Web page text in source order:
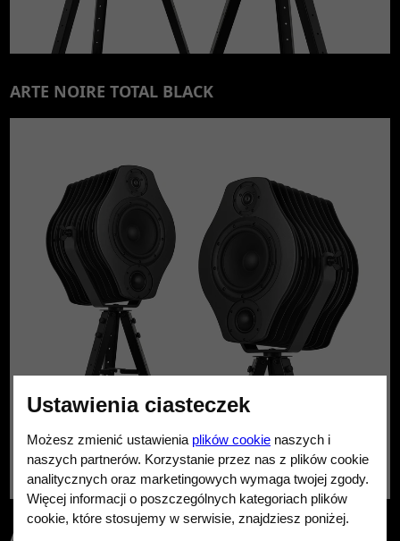
ARTE NOIRE TOTAL BLACK
ARTE
Ustawienia ciasteczek
Możesz zmienić ustawienia plików cookie naszych i
naszych partnerów. Korzystanie przez nas z plików cookie
analitycznych oraz marketingowych wymaga twojej zgody.
Więcej informacji o poszczególnych kategoriach plików
cookie, które stosujemy w serwisie, znajdziesz poniżej.